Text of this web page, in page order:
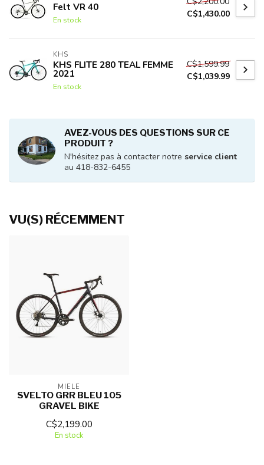
Felt VR 40
En stock
C$1,430.00
KHS
KHS FLITE 280 TEAL FEMME
2021
En stock
C$1,599.99
C$1,039.99
AVEZ-VOUS DES QUESTIONS SUR CE
PRODUIT ?
N'hésitez pas à contacter notre service client
au 418-832-6455
VU(S) RÉCEMMENT
MIELE
SVELTO GRR BLEU 105
GRAVEL BIKE
C$2,199.00
En stock